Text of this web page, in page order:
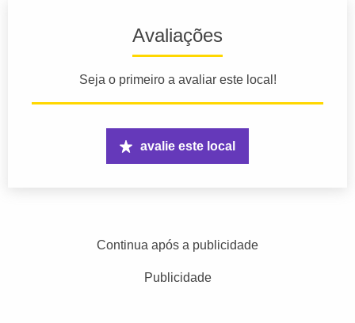
Avaliações
Seja o primeiro a avaliar este local!
avalie este local
Continua após a publicidade
Publicidade